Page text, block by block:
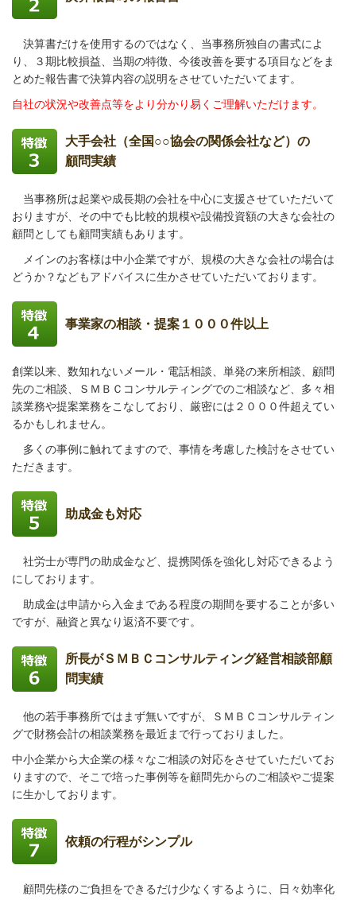
決算書だけを使用するのではなく、当事務所独自の書式によ
り、３期比較損益、当期の特徴、今後改善を要する項目などをま
とめた報告書で決算内容の説明をさせていただいてます。
自社の状況や改善点等をより分かり易くご理解いただけます。
大手会社（全国○○協会の関係会社など）の
顧問実績
当事務所は起業や成長期の会社を中心に支援させていただいて
おりますが、 その中でも比較的規模や設備投資額の大きな会社の
顧問としても顧問実績もあります。
メインのお客様は中小企業ですが、規模の大きな会社の場合は
どうか？などもアドバイスに生かさせていただいております。
事業家の相談・提案１０００件以上
創業以来、数知れないメール・電話相談、単発の来所相談、顧問
先のご相談、ＳＭＢＣコンサルティングでのご相談など、多々相
談業務や提案業務をこなしており、厳密には２０００件超えてい
るかもしれません。
多くの事例に触れてますので、事情を考慮した検討をさせてい
ただきます。
助成金も対応
社労士が専門の助成金など、提携関係を強化し対応できるよう
にしております。
助成金は申請から入金まである程度の期間を要することが多い
ですが、融資と異なり返済不要です。
所長がＳＭＢＣコンサルティング経営相談部顧
問実績
他の若手事務所ではまず無いですが、ＳＭＢＣコンサルティン
グで財務会計の相談業務を最近まで行っておりました。
中小企業から大企業の様々なご相談の対応をさせていただいてお
りますので、そこで培った事例等を顧問先からのご相談やご提案
に生かしております。
依頼の行程がシンプル
顧問先様のご負担をできるだけ少なくするように、日々効率化